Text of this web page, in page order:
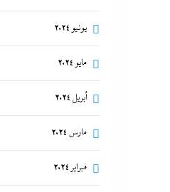
يونيو 2024
مايو 2024
أبريل 2024
مارس 2024
فبراير 2024